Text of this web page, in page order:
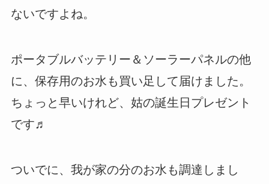
ないですよね。
ポータブルバッテリー＆ソーラーパネルの他
に、保存用のお水も買い足して届けました。
ちょっと早いけれど、姑の誕生日プレゼント
です♬
ついでに、我が家の分のお水も調達しまし